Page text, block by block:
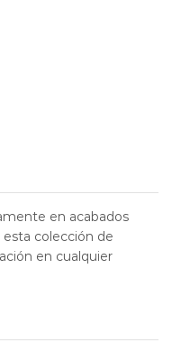
en acabados
colección de
en cualquier